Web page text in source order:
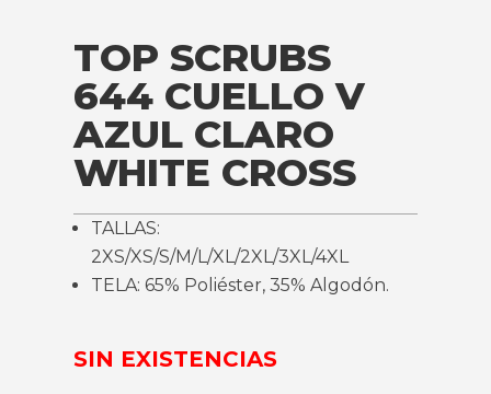
TOP SCRUBS
644 CUELLO V
AZUL CLARO
WHITE CROSS
TALLAS:
2XS/XS/S/M/L/XL/2XL/3XL/4XL
TELA: 65% Poliéster, 35% Algodón.
SIN EXISTENCIAS